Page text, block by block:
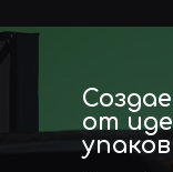
от